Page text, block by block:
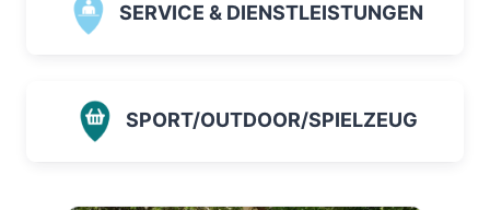
SERVICE & DIENSTLEISTUNGEN
SPORT/OUTDOOR/SPIELZEUG